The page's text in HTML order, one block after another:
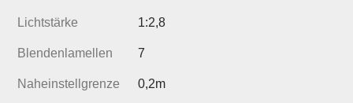
Lichtstärke 1:2,8
Blendenlamellen 7
Naheinstellgrenze 0,2m